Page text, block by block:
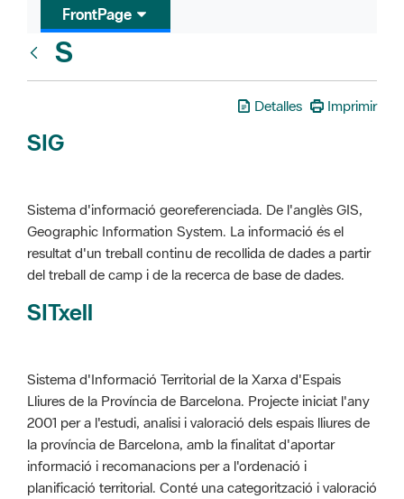
FrontPage
S
Detalles Imprimir
SIG
Sistema d'informació georeferenciada. De l'anglès GIS,
Geographic Information System. La informació és el
resultat d'un treball continu de recollida de dades a partir
del treball de camp i de la recerca de base de dades.
SITxell
Sistema d'Informació Territorial de la Xarxa d'Espais
Lliures de la Província de Barcelona. Projecte iniciat l'any
2001 per a l'estudi, analisi i valoració dels espais lliures de
la província de Barcelona, amb la finalitat d'aportar
informació i recomanacions per a l'ordenació i
planificació territorial. Conté una categorització i valoració